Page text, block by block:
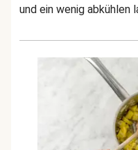
und ein wenig abkühlen